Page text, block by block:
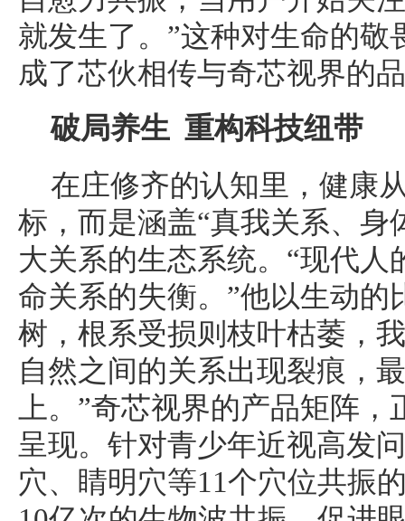
就发生了。”这种对生命的敬
成了芯伙相传与奇芯视界的
破局养生 重构科技纽带
在庄修齐的认知里，健康
标，而是涵盖“真我关系、身
大关系的生态系统。“现代人
命关系的失衡。”他以生动的
树，根系受损则枝叶枯萎，
自然之间的关系出现裂痕，
上。”奇芯视界的产品矩阵
呈现。针对青少年近视高发
穴、睛明穴等11个穴位共振